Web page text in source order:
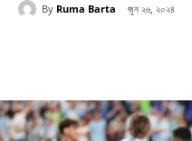
By Ruma Barta জুন ২৬, ২০২৪